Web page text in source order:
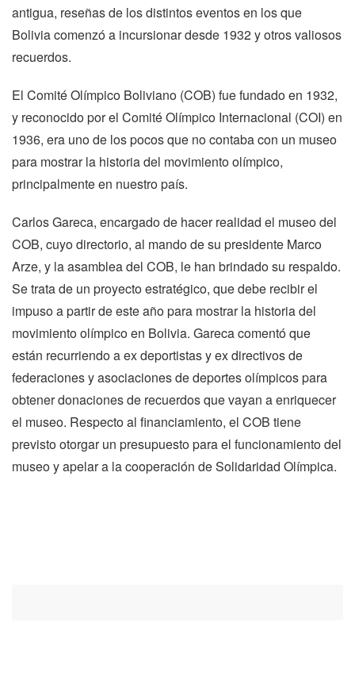
antigua, reseñas de los distintos eventos en los que
Bolivia comenzó a incursionar desde 1932 y otros valiosos
recuerdos.
El Comité Olímpico Boliviano (COB) fue fundado en 1932,
y reconocido por el Comité Olímpico Internacional (COI) en
1936, era uno de los pocos que no contaba con un museo
para mostrar la historia del movimiento olímpico,
principalmente en nuestro país.
Carlos Gareca, encargado de hacer realidad el museo del
COB, cuyo directorio, al mando de su presidente Marco
Arze, y la asamblea del COB, le han brindado su respaldo.
Se trata de un proyecto estratégico, que debe recibir el
impuso a partir de este año para mostrar la historia del
movimiento olímpico en Bolivia. Gareca comentó que
están recurriendo a ex deportistas y ex directivos de
federaciones y asociaciones de deportes olímpicos para
obtener donaciones de recuerdos que vayan a enriquecer
el museo. Respecto al financiamiento, el COB tiene
previsto otorgar un presupuesto para el funcionamiento del
museo y apelar a la cooperación de Solidaridad Olímpica.